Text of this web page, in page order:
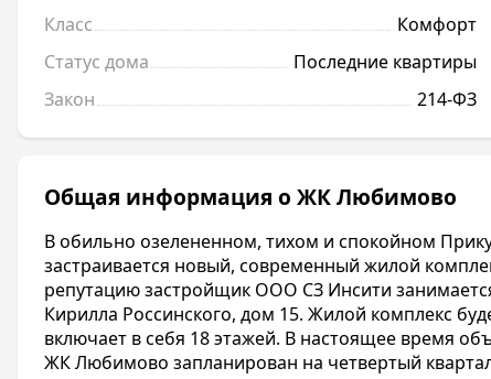
Класс
Комфорт
Статус дома
Последние квартиры
Закон
214-ФЗ
Общая информация о ЖК Любимово
В обильно озелененном, тихом и спокойном
застраивается новый, современный жилой
репутацию застройщик ООО СЗ Инсити
Кирилла Россинского, дом 15. Жилой комплекс
включает в себя 18 этажей. В настоящее время
ЖК Любимово запланирован на четвертый